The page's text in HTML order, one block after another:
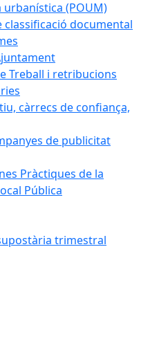
(POUM)
classificació documental
Treball i retribucions
càrrecs de confiança,
de publicitat
Pràctiques de la
Pública
trimestral